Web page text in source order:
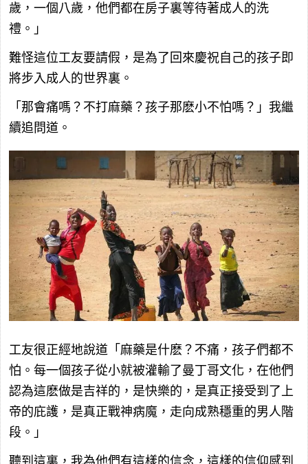
歲，一個八歲，他們都在房子裏等待著成人的洗
禮。」
難怪這位工友要請假，是為了回來慶祝自己的孩子即
將步入成人的世界裏。
「那會痛嗎？不打麻藥？孩子那麽小不怕嗎？」我繼
續追問道。
工友很正經地說道「麻藥是什麽？不痛，孩子們都不
怕。每一個孩子從小就被灌輸了曼丁哥文化，在他們
認為這麽做是吉祥的，是快樂的，是真正接受到了上
帝的庇護，是真正戰神病魔，走向成熟穩重的男人階
段。」